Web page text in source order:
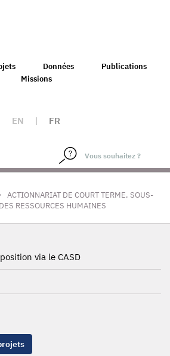
Données
Publications
Missions
EN | FR
ACTIONNARIAT DE COURT TERME, SOUS-
RESSOURCES HUMAINES
via le CASD